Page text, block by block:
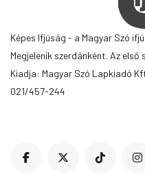
Képes Ifjúság - a Magyar Szó
Megjelenik szerdánként. Az első
Kiadja: Magyar Szó Lapkiadó
021/457-244